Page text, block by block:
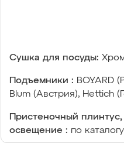
Сушка для посуды:
Подъемники : BOYARD
Blum (Австрия), Hettich
Пристеночный
освещение : по каталогу